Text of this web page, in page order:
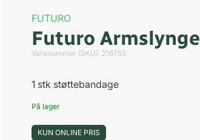
FUTURO
Futuro Armslynge
Varenummer (SKU): 216755
1 stk støttebandage
På lager
KUN ONLINE PRIS